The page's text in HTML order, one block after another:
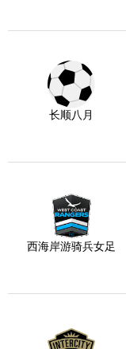
长顺八月
西海岸游骑兵女足